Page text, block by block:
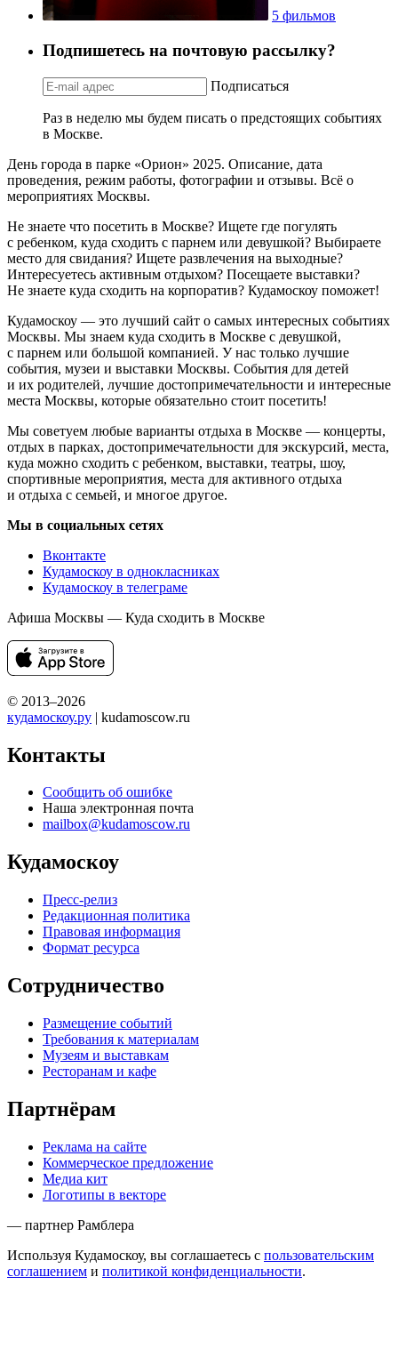
5 фильмов
Подпишетесь на почтовую рассылку?
Подписаться
Раз в неделю мы будем писать о предстоящих событиях
в Москве.
День города в парке «Орион» 2025. Описание, дата
проведения, режим работы, фотографии и отзывы. Всё о
мероприятиях Москвы.
Не знаете что посетить в Москве? Ищете где погулять
с ребенком, куда сходить с парнем или девушкой? Выбираете
место для свидания? Ищете развлечения на выходные?
Интересуетесь активным отдыхом? Посещаете выставки?
Не знаете куда сходить на корпоратив? Кудамоскоу поможет!
Кудамоскоу — это лучший сайт о самых интересных событиях
Москвы. Мы знаем куда сходить в Москве с девушкой,
с парнем или большой компанией. У нас только лучшие
события, музеи и выставки Москвы. События для детей
и их родителей, лучшие достопримечательности и интересные
места Москвы, которые обязательно стоит посетить!
Мы советуем любые варианты отдыха в Москве — концерты,
отдых в парках, достопримечательности для экскурсий, места,
куда можно сходить с ребенком, выставки, театры, шоу,
спортивные мероприятия, места для активного отдыха
и отдыха с семьей, и многое другое.
Мы в социальных сетях
Вконтакте
Кудамоскоу в однокласниках
Кудамоскоу в телеграме
Афиша Москвы — Куда сходить в Москве
© 2013–2026
кудамоскоу.ру | kudamoscow.ru
Контакты
Сообщить об ошибке
Наша электронная почта
mailbox@kudamoscow.ru
Кудамоскоу
Пресс-релиз
Редакционная политика
Правовая информация
Формат ресурса
Сотрудничество
Размещение событий
Требования к материалам
Музеям и выставкам
Ресторанам и кафе
Партнёрам
Реклама на сайте
Коммерческое предложение
Медиа кит
Логотипы в векторе
— партнер Рамблера
Используя Кудамоскоу, вы соглашаетесь с пользовательским
соглашением и политикой конфиденциальности.